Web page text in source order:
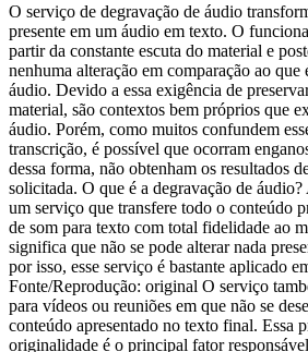
O serviço de degravação de áudio
presente em um áudio em texto. O
partir da constante escuta do material e
nenhuma alteração em comparação ao
áudio. Devido a essa exigência de
material, são contextos bem próprios que
áudio. Porém, como muitos confundem
transcrição, é possível que ocorram
dessa forma, não obtenham os resultados
solicitada. O que é a degravação de
um serviço que transfere todo o conteúdo
de som para texto com total fidelidade ao
significa que não se pode alterar nada
por isso, esse serviço é bastante aplicado
Fonte/Reprodução: original O serviço
para vídeos ou reuniões em que não se
conteúdo apresentado no texto final. Essa
originalidade é o principal fator